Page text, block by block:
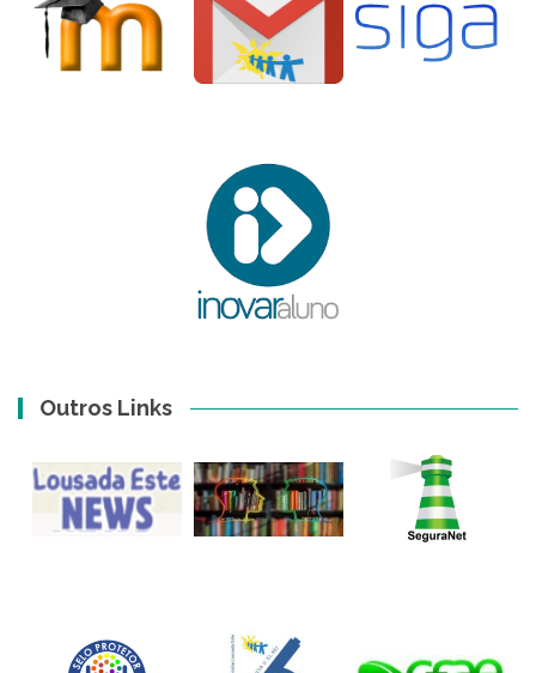
Outros Links